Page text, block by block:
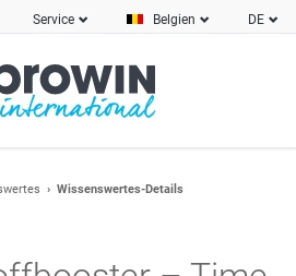
DE
Belgien
Service
Wissenswertes-Details